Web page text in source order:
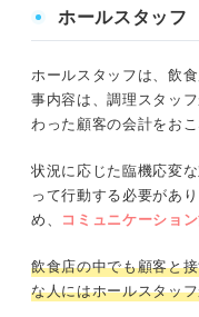
ホールスタッフ
ホールスタッフは、飲
事内容は、調理スタッ
わった顧客の会計をおこ
状況に応じた臨機応変
って行動する必要があ
め、
コミュニケーショ
飲食店の中でも顧客と
な人にはホールスタッ